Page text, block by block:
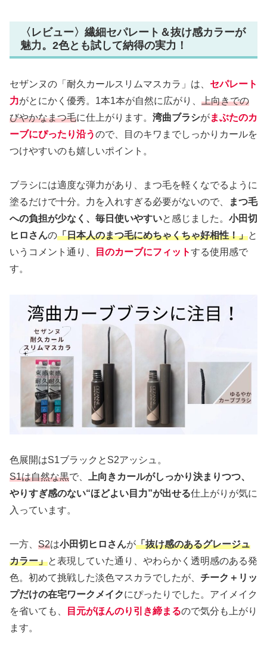
〈レビュー〉繊細セパレート＆抜け感カラーが
魅力。2色とも試して納得の実力！
セザンヌの「耐久カールスリムマスカラ」は、 セパレート
力がとにかく優秀。1本1本が自然に広がり、 上向きでの
びやかなまつ毛に仕上がります。 湾曲ブラシがまぶたのカ
ーブにぴったり沿うので、目のキワまでしっかりカールを
つけやすいのも嬉しいポイント。
ブラシには適度な弾力があり、まつ毛を軽くなでるように
塗るだけで十分。力を入れすぎる必要がないので、
まつ毛
への負担が少なく、毎日使いやすいと感じました。 小田切
ヒロさんの「日本人のまつ毛にめちゃくちゃ好相性！」と
いうコメント通り、
目のカーブにフィットする使用感で
す。
色展開はS1ブラックとS2アッシュ。
S1は自然な黒で、
上向きカールがしっかり決まりつつ、
やりすぎ感のない“ほどよい目力”が出せる仕上がりが気に
入っています。
一方、 S2は小田切ヒロさんが「抜け感のあるグレージュ
カラー」と表現していた通り、やわらかく透明感のある発
色。初めて挑戦した淡色マスカラでしたが、 チーク＋リッ
プだけの在宅ワークメイクにぴったりでした。アイメイク
を省いても、
目元がほんのり引き締まるので気分も上がり
ます。